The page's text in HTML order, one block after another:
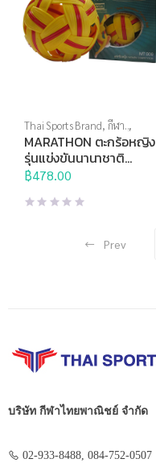
Thai Sports Brand, กีฬา
ประเภททีม ,ตะกร้อ,บอลอื่นๆ
MARATHON ตะกร้อหญิง
รุ่นแข่งขันนานาชาติ
MT909
฿478.00
Prev
บริษัท กีฬาไทยพาณิชย์ จำกัด
02-933-8488, 084-752-0507